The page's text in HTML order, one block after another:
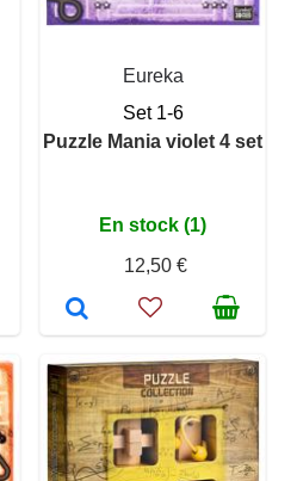
Eureka
Set 1-6
Puzzle Mania violet 4 set
En stock (1)
12,50 €